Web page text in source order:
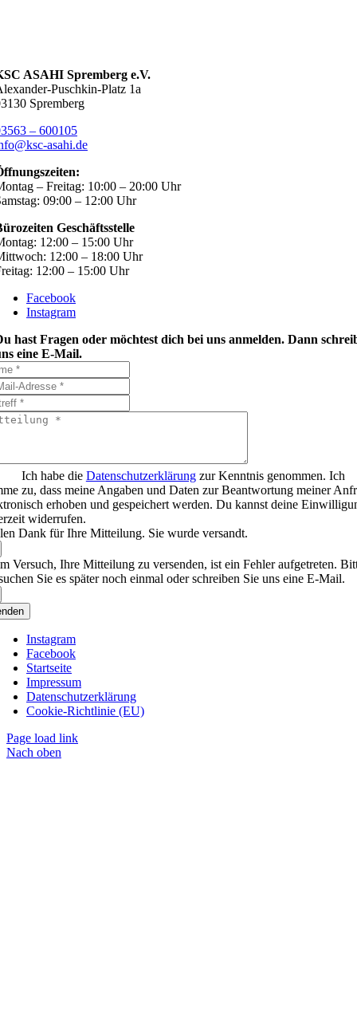
ASAHI Spremberg e.V.
Puschkin-Platz 1a
Spremberg
– 600105
asahi.de
– Freitag: 10:00 – 20:00 Uhr
09:00 – 12:00 Uhr
Geschäftsstelle
12:00 – 15:00 Uhr
12:00 – 18:00 Uhr
12:00 – 15:00 Uhr
Facebook
Instagram
hast Fragen oder möchtest dich bei uns anmelden. Dann
eine E-Mail.
Ich habe die Datenschutzerklärungzur Kenntnis genommen. Ich
zu, dass meine Angaben und Daten zur Beantwortung meiner
erhoben und gespeichert werden. Du kannst deine
widerrufen.
Dank für Ihre Mitteilung. Sie wurde versandt.
Versuch, Ihre Mitteilung zu versenden, ist ein Fehler aufgetreten.
Sie es später noch einmal oder schreiben Sie uns eine E-Mail.
Instagram
Facebook
Startseite
Impressum
Datenschutzerklärung
Cookie-Richtlinie (EU)
Page load link
Nach oben